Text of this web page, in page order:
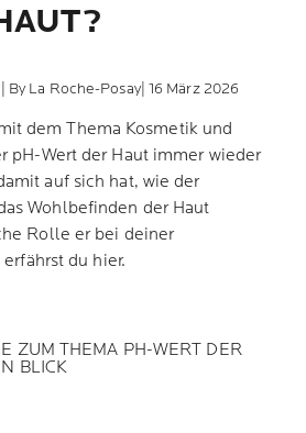
| By La Roche-Posay| 16 März 2026
dem Thema Kosmetik und
pH-Wert der Haut immer wieder
auf sich hat, wie der
Wohlbefinden der Haut
Rolle er bei deiner
du hier.
ZUM THEMA PH-WERT DER
BLICK